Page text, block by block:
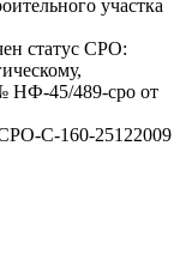
участка
статус СРО:
НФ-45/489-сро от
С-160-25122009